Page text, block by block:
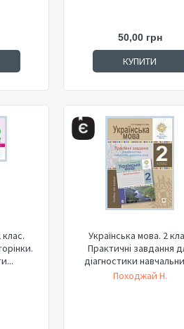
50,00 грн
КУПИТИ
клас.
Українська мова. 2
Практичні завдання
діагностики
Походжай Н.